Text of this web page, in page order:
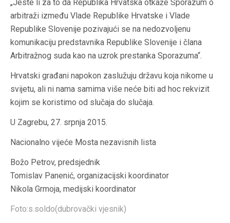
„Jeste li za to da Republika Hrvatska otkaže Sporazum o
arbitraži između Vlade Republike Hrvatske i Vlade
Republike Slovenije pozivajući se na nedozvoljenu
komunikaciju predstavnika Republike Slovenije i člana
Arbitražnog suda kao na uzrok prestanka Sporazuma“.
Hrvatski građani napokon zaslužuju državu koja nikome u
svijetu, ali ni nama samima više neće biti ad hoc rekvizit
kojim se koristimo od slučaja do slučaja.
U Zagrebu, 27. srpnja 2015.
Nacionalno vijeće Mosta nezavisnih lista
Božo Petrov, predsjednik
Tomislav Panenić, organizacijski koordinator
Nikola Grmoja, medijski koordinator
Foto:s.soldo(dubrovački vjesnik)